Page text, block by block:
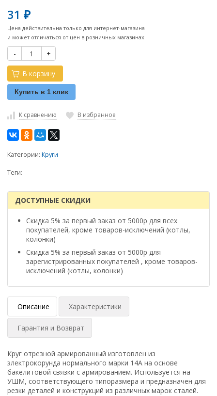
31 ₽
Цена действительна только для интернет-магазина
и может отличаться от цен в розничных магазинах
- +
В корзину
Купить в 1 клик
К сравнению В избранное
Категории: Круги
Теги:
ДОСТУПНЫЕ СКИДКИ
Скидка 5% за первый заказ от 5000р для всех
покупателей, кроме товаров-исключений (котлы,
колонки)
Скидка 5% за первый заказ от 5000р для
зарегистрированных покупателей , кроме товаров-
исключений (котлы, колонки)
Описание Характеристики
Гарантия и Возврат
Круг отрезной армированный изготовлен из
электрокорунда нормального марки 14А на основе
бакелитовой связки с армированием. Используется на
УШМ, соответствующего типоразмера и предназначен для
резки деталей и конструкций из различных марок сталей.